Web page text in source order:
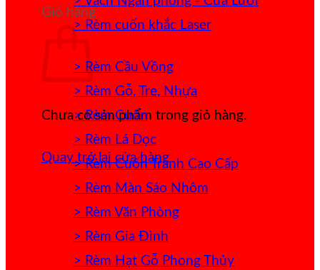
Giỏ hàng
Chưa có sản phẩm trong giỏ hàng.
Quay trở lại cửa hàng
> Rèm cuốn khắc Laser
> Rèm Cầu Vồng
> Rèm Gỗ, Tre, Nhựa
> Rèm Cuốn
> Rèm Lá Dọc
> Rèm Cuốn Tranh Cao Cấp
> Rèm Màn Sáo Nhôm
> Rèm Văn Phòng
> Rèm Gia Đình
> Rèm Hạt Gỗ Phong Thủy